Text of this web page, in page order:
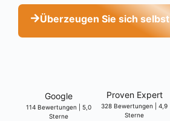
Über­zeu­gen Sie sich selbst
Goog­le
114 Bewer­tun­gen | 5,0
Ster­ne
Pro­ven Expert
328 Bewer­tun­gen | 4,9
Ster­ne